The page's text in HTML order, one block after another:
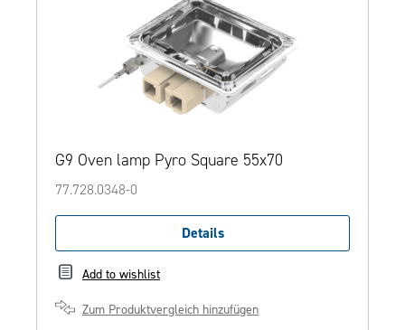
G9 Oven lamp Pyro Square 55x70
77.728.0348-0
Details
Add to wishlist
Zum Produktvergleich hinzufügen